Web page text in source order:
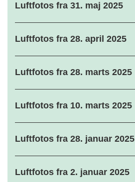
Luftfotos fra 31. maj 2025
Luftfotos fra 28. april 2025
Luftfotos fra 28. marts 2025
Luftfotos fra 10. marts 2025
Luftfotos fra 28. januar 2025
Luftfotos fra 2. januar 2025